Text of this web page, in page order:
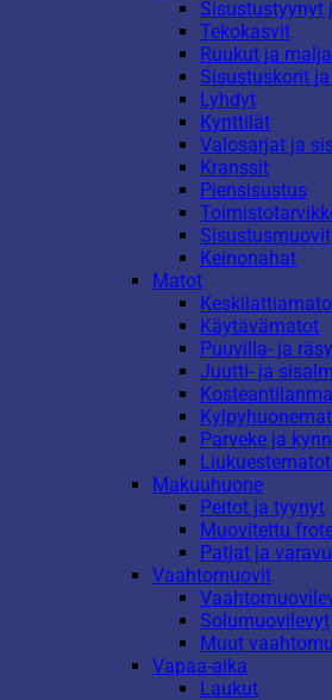
Sisustustyynyt
Tekokasvit
Ruukut ja
Sisustuskorit
Lyhdyt
Kynttilät
Valosarjat ja
Kranssit
Piensisustus
Sisustusmuovit
Keinonahat
Matot
Käytävämatot
Puuvilla- ja
Juutti- ja
Parveke ja
Makuuhuone
Peitot ja tyynyt
Muovitettu
Patjat ja
Vaahtomuovit
Solumuovilevyt
Muut
Vapaa-aika
Laukut